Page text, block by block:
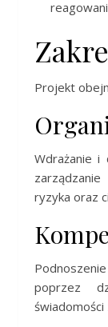
Projekt
Wdrażanie i
ryzyka oraz
poprzez